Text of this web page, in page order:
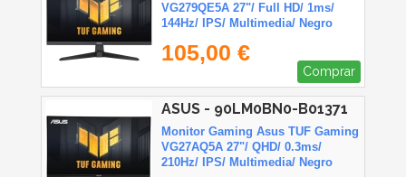
VG279QE5A 27"/ Full HD/ 1ms/
144Hz/ IPS/ Multimedia/ Negro
105,00 €
Comprar
ASUS - 90LM0BN0-B01371
Monitor Gaming Asus TUF Gaming
VG27AQ5A 27"/ QHD/ 0.3ms/
210Hz/ IPS/ Multimedia/ Negro